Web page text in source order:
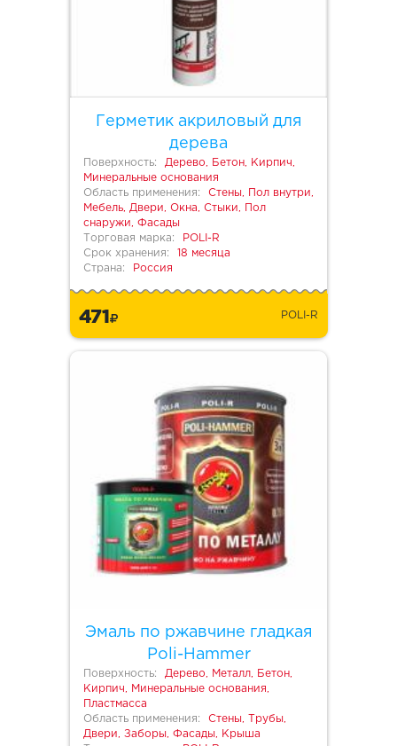
Герметик акриловый для
дерева
Поверхность:
Дерево, Бетон, Кирпич,
Минеральные основания
Область применения:
Стены, Пол внутри,
Мебель, Двери, Окна, Стыки, Пол
снаружи, Фасады
Торговая марка:
POLI-R
Срок хранения:
18 месяца
Страна:
Россия
471 POLI-R
Эмаль по ржавчине гладкая
Poli-Hammer
Поверхность:
Дерево, Металл, Бетон,
Кирпич, Минеральные основания,
Пластмасса
Область применения:
Стены, Трубы,
Двери, Заборы, Фасады, Крыша